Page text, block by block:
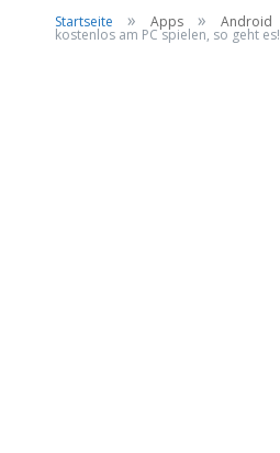
Startseite » Apps » Android
kostenlos am PC spielen, so geht es!